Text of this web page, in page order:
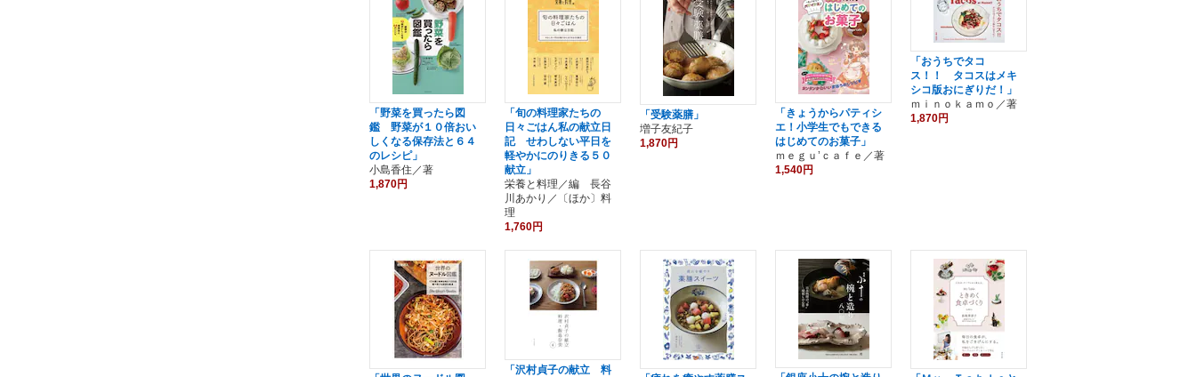
「野菜を買ったら図
鑑 野菜が１０倍おい
しくなる保存法と６４
のレシピ」
小島香住／著
1,870円
「旬の料理家たちの
日々ごはん私の献立日
記 せわしない平日を
軽やかにのりきる５０
献立」
栄養と料理／編 長谷
川あかり／〔ほか〕料
理
1,760円
「受験薬膳」
増子友紀子
1,870円
「きょうからパティシ
エ！小学生でもできる
はじめてのお菓子」
ｍｅｇｕ’ｃａｆｅ／著
1,540円
「おうちでタコ
ス！！ タコスはメキ
シコ版おにぎりだ！」
ｍｉｎｏｋａｍｏ／著
1,870円
「沢村貞子の献立 料